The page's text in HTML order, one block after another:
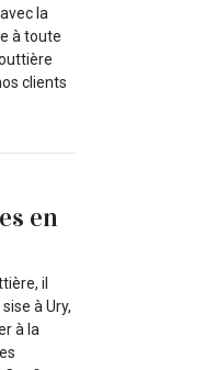
la
à toute
clients
en
il
à Ury,
à la